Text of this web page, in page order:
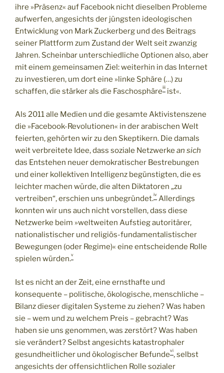
ihre »Präsenz« auf Facebook nicht dieselben Probleme
aufwerfen, angesichts der jüngsten ideologischen
Entwicklung von Mark Zuckerberg und des Beitrags
seiner Plattform zum Zustand der Welt seit zwanzig
Jahren. Scheinbar unterschiedliche Optionen also, aber
mit einem gemeinsamen Ziel: weiterhin in das Internet
zu investieren, um dort eine »linke Sphäre (…) zu
schaffen, die stärker als die Faschosphäreiii ist«.
Als 2011 alle Medien und die gesamte Aktivistenszene
die »Facebook-Revolutionen« in der arabischen Welt
feierten, gehörten wir zu den Skeptikern. Die damals
weit verbreitete Idee, dass soziale Netzwerke an sich
das Entstehen neuer demokratischer Bestrebungen
und einer kollektiven Intelligenz begünstigten, die es
leichter machen würde, die alten Diktatoren „zu
vertreiben“, erschien uns unbegründet.iv Allerdings
konnten wir uns auch nicht vorstellen, dass diese
Netzwerke beim »weltweiten Aufstieg autoritärer,
nationalistischer und religiös-fundamentalistischer
Bewegungen (oder Regime)« eine entscheidende Rolle
spielen würden.v
Ist es nicht an der Zeit, eine ernsthafte und
konsequente – politische, ökologische, menschliche –
Bilanz dieser digitalen Systeme zu ziehen? Was haben
sie – wem und zu welchem Preis – gebracht? Was
haben sie uns genommen, was zerstört? Was haben
sie verändert? Selbst angesichts katastrophaler
gesundheitlicher und ökologischer Befundevi, selbst
angesichts der offensichtlichen Rolle sozialer